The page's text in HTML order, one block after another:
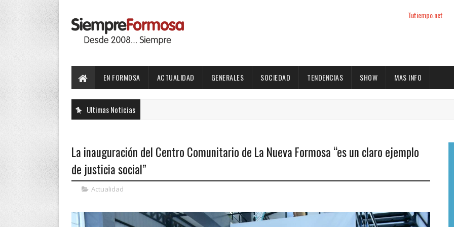
Tutiempo.net
EN FORMOSA ACTUALIDAD GENERALES SOCIEDAD TENDENCIAS SHOW MAS INFO
Ultimas Noticias
La inauguración del Centro Comunitario de La Nueva Formosa “es un claro ejemplo
de justicia social”
Actualidad